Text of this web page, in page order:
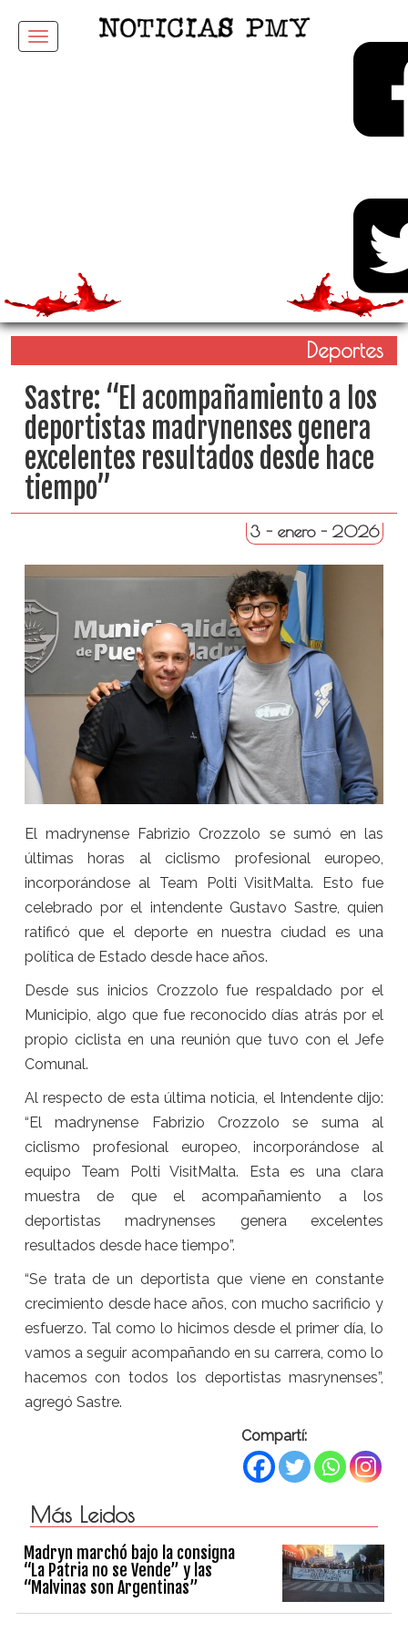
Menu
Deportes
Sastre: “El acompañamiento a los
deportistas madrynenses genera
excelentes resultados desde hace
tiempo”
3 - enero - 2026
El madrynense Fabrizio Crozzolo se sumó en las
últimas horas al ciclismo profesional europeo,
incorporándose al Team Polti VisitMalta. Esto fue
celebrado por el intendente Gustavo Sastre, quien
ratificó que el deporte en nuestra ciudad es una
política de Estado desde hace años.
Desde sus inicios Crozzolo fue respaldado por el
Municipio, algo que fue reconocido días atrás por el
propio ciclista en una reunión que tuvo con el Jefe
Comunal.
Al respecto de esta última noticia, el Intendente dijo:
“El madrynense Fabrizio Crozzolo se suma al
ciclismo profesional europeo, incorporándose al
equipo Team Polti VisitMalta. Esta es una clara
muestra de que el acompañamiento a los
deportistas madrynenses genera excelentes
resultados desde hace tiempo”.
“Se trata de un deportista que viene en constante
crecimiento desde hace años, con mucho sacrificio y
esfuerzo. Tal como lo hicimos desde el primer día, lo
vamos a seguir acompañando en su carrera, como lo
hacemos con todos los deportistas masrynenses”,
agregó Sastre.
Compartí:
Más Leidos
Madryn marchó bajo la consigna
“La Patria no se Vende” y las
“Malvinas son Argentinas”